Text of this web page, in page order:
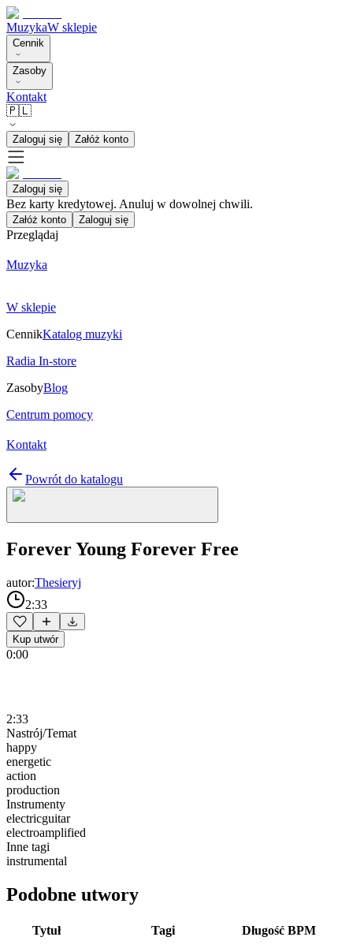
MuzykaW sklepie
Cennik
Zasoby
Kontakt
🇵🇱
Zaloguj się Załóż konto
Zaloguj się
Bez karty kredytowej. Anuluj w dowolnej chwili.
Załóż konto Zaloguj się
Przeglądaj
Muzyka
W sklepie
CennikKatalog muzyki
Radia In-store
ZasobyBlog
Centrum pomocy
Kontakt
Powrót do katalogu
Forever Young Forever Free
autor:Thesieryj
2:33
Kup utwór
0:00
2:33
Nastrój/Temat
happy
energetic
action
production
Instrumenty
electricguitar
electroamplified
Inne tagi
instrumental
Podobne utwory
Tytuł Tagi Długość BPM